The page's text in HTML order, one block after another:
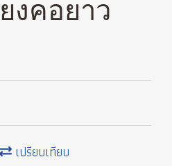
งคอยาว
เปรียบเทียบ